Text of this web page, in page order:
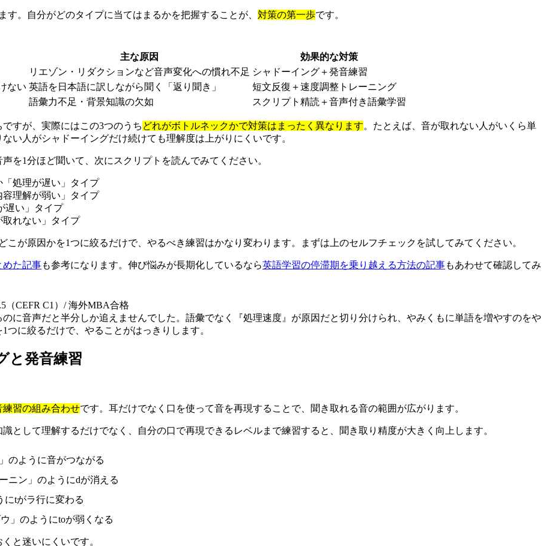
。自分がどのタイプに当てはまるかを把握することが、 対策の第一歩です。
主な原因
効果的な対策
リエゾン・リダクションなど音声変化への慣れ不足 シャドーイング＋発音練習
ない 英語を日本語に訳しながら聞く「返り聞き」
短文反復＋速度調整トレーニング
語彙力不足・背景知識の欠如 スクリプト精読＋音声付き語彙学習
すが、実際にはこの3つのうち どれがボトルネックかで対策はまったく異なります。たとえば、音が取れない人がいくら単
い人がシャドーイングだけ続けても理解度は上がりにくいです。
を1分ほど聞いて、次にスクリプトを読んでみてください。
処理が遅い」タイプ
理解が弱い」タイプ
遅い」タイプ
れない」タイプ
が原因かを1つに絞るだけで、やるべき練習はかなり変わります。まずは上のセルフチェックを試してみてください。
めた記事も参考になります。伸び悩みが長期化しているなら英語学習の停滞期を乗り越える方法の記事もあわせて確認してみ
（CEFR C1）/ 海外MBA合格
に音声だと半分しか追えませんでした。語彙でなく『処理速度』が原因だと切り分けられ、やみくもに単語を増やすのをや
に絞るだけで、やることがはっきりします。
と発音練習
練習の組み合わせです。耳だけでなく口を使って音を再現することで、聞き取れる音の範囲が広がります。
として理解するだけでなく、自分の口で再現できるレベルまで練習すると、聞き取り精度が大きく向上します。
のように音がつながる
ニン」のようにdが消える
tがラ行に変わる
」のようにtoが弱くなる
と迷いにくいです。